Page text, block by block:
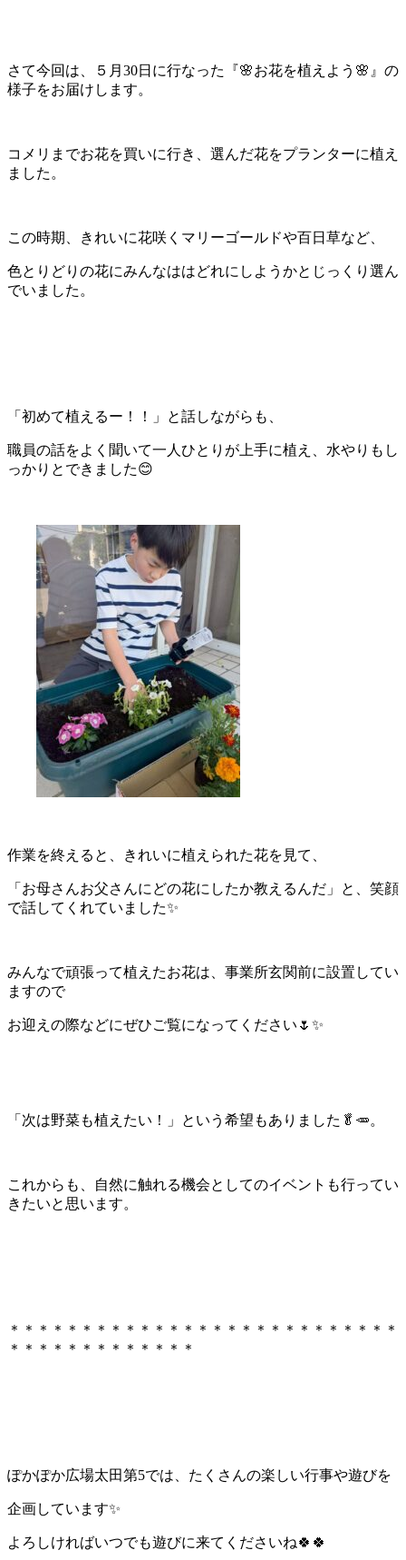
さて今回は、５月30日に行なった『🌸お花を植えよう🌸』の
様子をお届けします。
コメリまでお花を買いに行き、選んだ花をプランターに植え
ました。
この時期、きれいに花咲くマリーゴールドや百日草など、
色とりどりの花にみんなははどれにしようかとじっくり選ん
でいました。
「初めて植えるー！！」と話しながらも、
職員の話をよく聞いて一人ひとりが上手に植え、水やりもし
っかりとできました😊
作業を終えると、きれいに植えられた花を見て、
「お母さんお父さんにどの花にしたか教えるんだ」と、笑顔
で話してくれていました✨
みんなで頑張って植えたお花は、事業所玄関前に設置してい
ますので
お迎えの際などにぜひご覧になってください🌷✨
「次は野菜も植えたい！」という希望もありました🥬🥕。
これからも、自然に触れる機会としてのイベントも行ってい
きたいと思います。
＊＊＊＊＊＊＊＊＊＊＊＊＊＊＊＊＊＊＊＊＊＊＊＊＊＊＊
＊＊＊＊＊＊＊＊＊＊＊＊＊
ぽかぽか広場太田第5では、たくさんの楽しい行事や遊びを
企画しています✨
よろしければいつでも遊びに来てくださいね🍀🍀